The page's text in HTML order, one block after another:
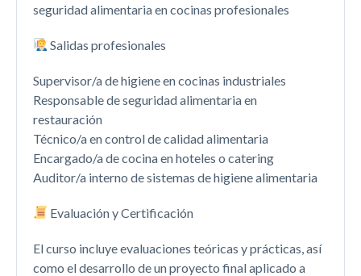
seguridad alimentaria en cocinas profesionales
Salidas profesionales
Supervisor/a de higiene en cocinas industriales
Responsable de seguridad alimentaria en
restauración
Técnico/a en control de calidad alimentaria
Encargado/a de cocina en hoteles o catering
Auditor/a interno de sistemas de higiene alimentaria
Evaluación y Certificación
El curso incluye evaluaciones teóricas y prácticas, así
como el desarrollo de un proyecto final aplicado a